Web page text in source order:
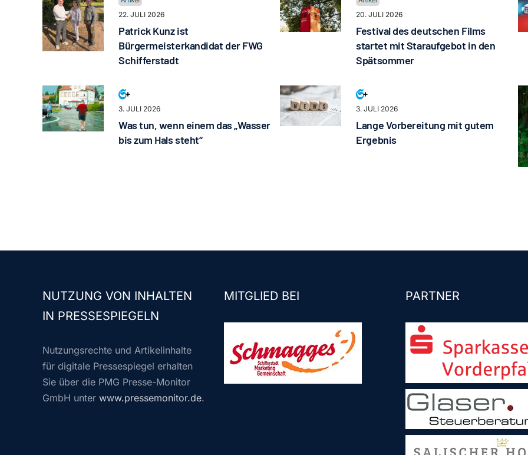
22. JULI 2026
Patrick Kunz ist
Bürgermeisterkandidat der FWG
Schifferstadt
20. JULI 2026
Festival des deutschen Films
startet mit Staraufgebot in den
Spätsommer
3. JULI 2026
Was tun, wenn einem das „Wasser
bis zum Hals steht“
3. JULI 2026
Lange Vorbereitung mit gutem
Ergebnis
NUTZUNG VON INHALTEN
IN PRESSESPIEGELN
Nutzungsrechte und Artikelinhalte
für digitale Pressespiegel erhalten
Sie über die PMG Presse-Monitor
GmbH unter www.pressemonitor.de.
MITGLIED BEI PARTNER